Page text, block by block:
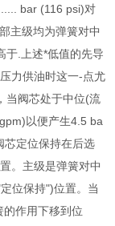
bar (116 psi)对
主级均为弹簧对中
于.上述*低值的先导
力供油时这一-点尤
当阀芯处于中位(流
以便产生4.5 ba
芯定位保持在后选
。主级是弹簧对中
位保持")位置。当
作用下移到位